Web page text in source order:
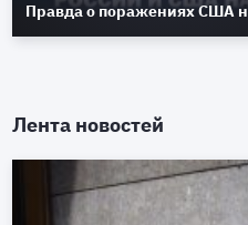
Правда о поражениях США
Лента новостей